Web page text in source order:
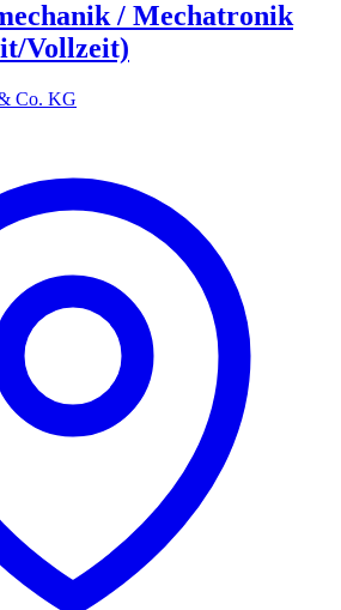
/ Mechatronik
Vollzeit)
Co. KG